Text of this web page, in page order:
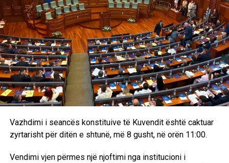
Vazhdimi i seancës konstituive të Kuvendit është caktuar
zyrtarisht për ditën e shtunë, më 8 gusht, në orën 11:00.
Vendimi vjen përmes një njoftimi nga institucioni i